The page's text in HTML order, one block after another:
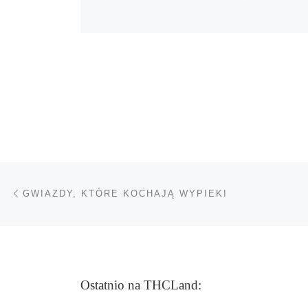
Nawigacja wpisu
GWIAZDY, KTÓRE KOCHAJĄ WYPIEKI
Ostatnio na THCLand: